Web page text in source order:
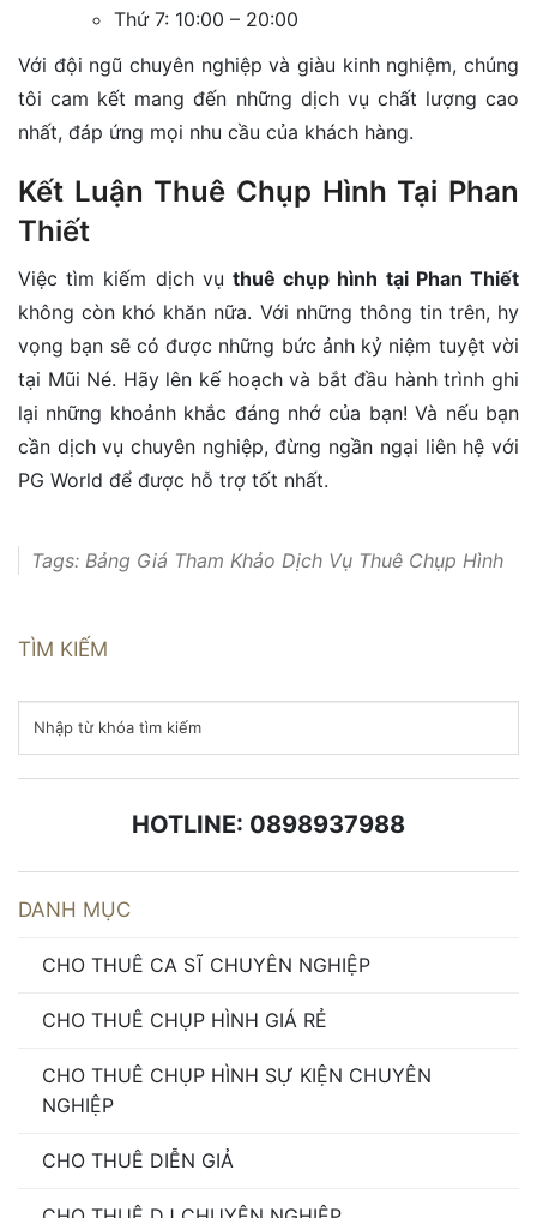
Thứ 7: 10:00 – 20:00
Với đội ngũ chuyên nghiệp và giàu kinh nghiệm, chúng
tôi cam kết mang đến những dịch vụ chất lượng cao
nhất, đáp ứng mọi nhu cầu của khách hàng.
Kết Luận Thuê Chụp Hình Tại Phan
Thiết
Việc tìm kiếm dịch vụ thuê chụp hình tại Phan Thiết
không còn khó khăn nữa. Với những thông tin trên, hy
vọng bạn sẽ có được những bức ảnh kỷ niệm tuyệt vời
tại Mũi Né. Hãy lên kế hoạch và bắt đầu hành trình ghi
lại những khoảnh khắc đáng nhớ của bạn! Và nếu bạn
cần dịch vụ chuyên nghiệp, đừng ngần ngại liên hệ với
PG World để được hỗ trợ tốt nhất.
Tags: Bảng Giá Tham Khảo Dịch Vụ Thuê Chụp Hình
Chụp Hình Tại Tp Hồ Chí Minh
sự kiện nha trang,Dịch Vụ Chụp Hình Chuyên Nghiệp
TÌM KIẾM
HOTLINE: 0898937988
DANH MỤC
CHO THUÊ CA SĨ CHUYÊN NGHIỆP
CHO THUÊ CHỤP HÌNH GIÁ RẺ
CHO THUÊ CHỤP HÌNH SỰ KIỆN CHUYÊN
NGHIỆP
CHO THUÊ DIỄN GIẢ